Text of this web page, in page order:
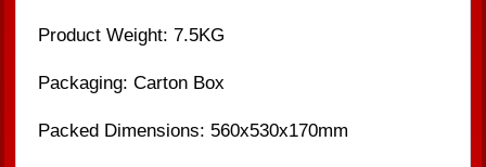
Product Weight: 7.5KG
Packaging: Carton Box
Packed Dimensions: 560x530x170mm